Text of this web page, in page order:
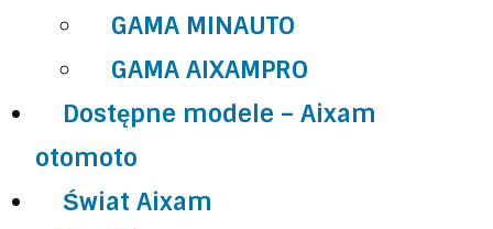
GAMA MINAUTO
GAMA AIXAMPRO
Dostępne modele – Aixam
otomoto
Świat Aixam